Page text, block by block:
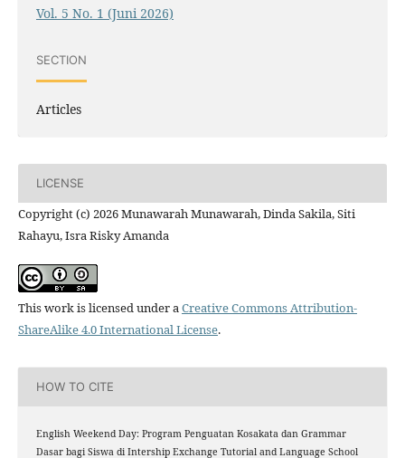
Vol. 5 No. 1 (Juni 2026)
SECTION
Articles
LICENSE
Copyright (c) 2026 Munawarah Munawarah, Dinda Sakila, Siti
Rahayu, Isra Risky Amanda
This work is licensed under aCreative Commons Attribution-
ShareAlike 4.0 International License.
HOW TO CITE
English Weekend Day: Program Penguatan Kosakata dan Grammar
Dasar bagi Siswa di Intership Exchange Tutorial and Language School